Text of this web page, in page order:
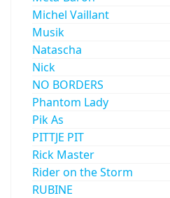
Michel Vaillant
Musik
Natascha
Nick
NO BORDERS
Phantom Lady
Pik As
PITTJE PIT
Rick Master
Rider on the Storm
RUBINE